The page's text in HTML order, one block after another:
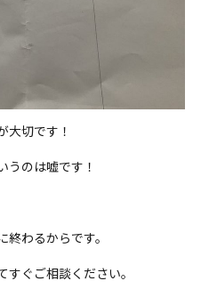
大切です！
うのは嘘です！
終わるからです。
ぐご相談ください。